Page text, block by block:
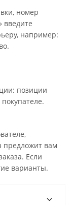
номер
введите
например:
позиции
предложит вам
Если
варианты.